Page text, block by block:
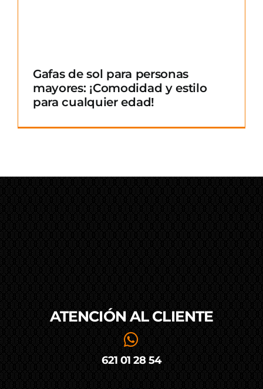
Gafas de sol para personas
mayores: ¡Comodidad y estilo
para cualquier edad!
ATENCIÓN AL CLIENTE
621 01 28 54